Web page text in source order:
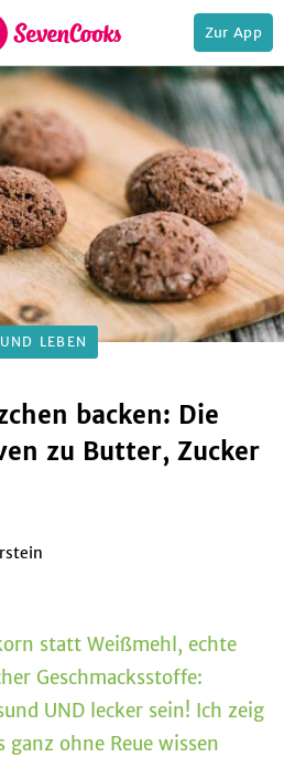
Zur App
LEBEN
backen: Die
zu Butter, Zucker
statt Weißmehl, echte
Geschmacksstoffe:
UND lecker sein! Ich zeig
ganz ohne Reue wissen